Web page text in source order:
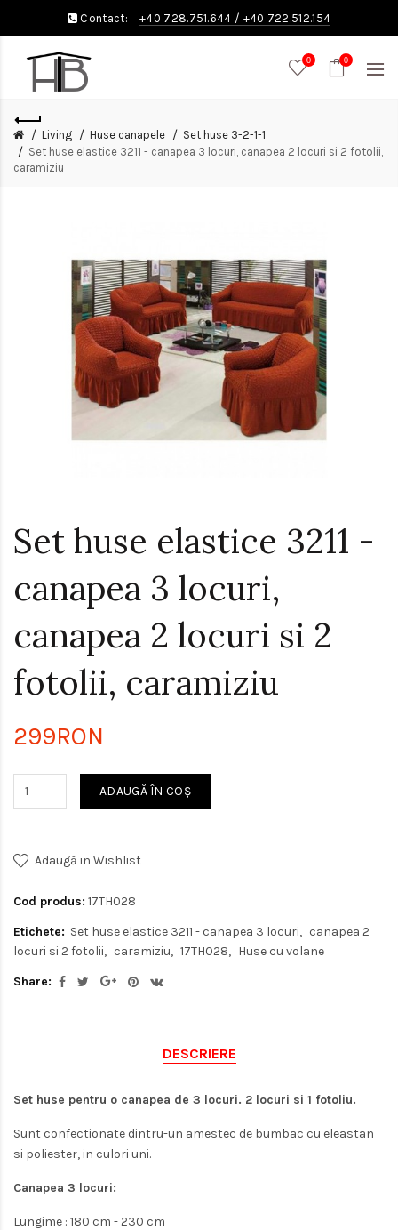
Contact: +40 728.751.644 / +40 722.512.154
0 0
Living Huse canapele
Set huse 3-2-1-1
Set huse elastice 3211 - canapea 3 locuri, canapea 2 locuri si 2 fotolii,
caramiziu
Set huse elastice 3211 -
canapea 3 locuri,
canapea 2 locuri si 2
fotolii, caramiziu
299RON
ADAUGĂ ÎN COŞ
Adaugă in Wishlist
Cod produs: 17TH028
Etichete: Set huse elastice 3211 - canapea 3 locuri
canapea 2
locuri si 2 fotolii
caramiziu 17TH028
Huse cu volane
Share:
DESCRIERE
Set huse pentru o canapea de 3 locuri. 2 locuri si 1 fotoliu.
Sunt confectionate dintru-un amestec de bumbac cu eleastan
si poliester, in culori uni.
Canapea 3 locuri:
Lungime : 180 cm - 230 cm